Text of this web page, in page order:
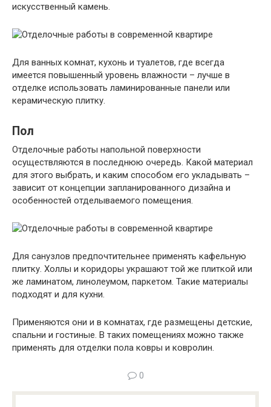
искусственный камень.
Для ванных комнат, кухонь и туалетов, где всегда
имеется повышенный уровень влажности – лучше в
отделке использовать ламинированные панели или
керамическую плитку.
Пол
Отделочные работы напольной поверхности
осуществляются в последнюю очередь. Какой материал
для этого выбрать, и каким способом его укладывать –
зависит от концепции запланированного дизайна и
особенностей отделываемого помещения.
Для санузлов предпочтительнее применять кафельную
плитку. Холлы и коридоры украшают той же плиткой или
же ламинатом, линолеумом, паркетом. Такие материалы
подходят и для кухни.
Применяются они и в комнатах, где размещены детские,
спальни и гостиные. В таких помещениях можно также
применять для отделки пола ковры и ковролин.
0